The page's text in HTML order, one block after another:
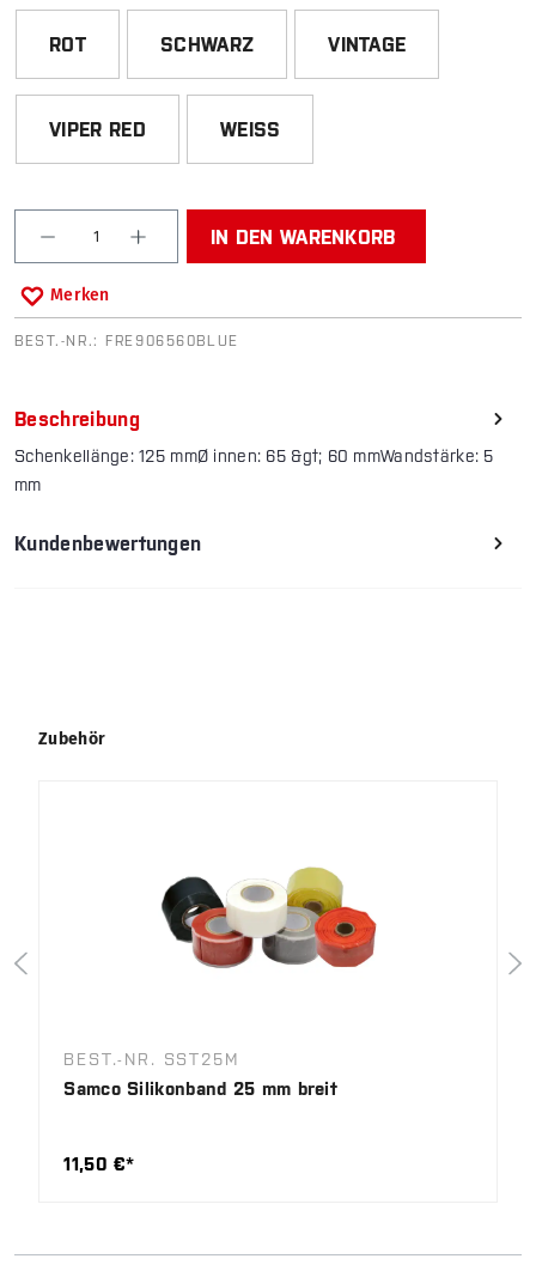
ROT SCHWARZ VINTAGE
VIPER RED WEISS
Produkt Anzahl: Gib den gewünschten Wert ein
IN DEN WARENKORB
Merken
BEST.-NR.: FRE906560BLUE
Beschreibung
Schenkellänge: 125 mmØ innen: 65 &gt; 60 mmWandstärke: 5
mm
Kundenbewertungen
Produktgalerie überspringen
Zubehör
BEST.-NR. SST25M
Samco Silikonband 25 mm breit
11,50 €*